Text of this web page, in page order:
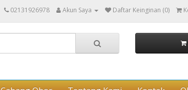
02131926978 Akun Saya Daftar Keinginan (0)